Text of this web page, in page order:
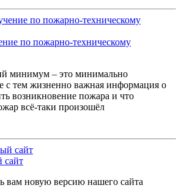
по пожарно-техническому
минимум – это минимально
с тем жизненно важная информация о
возникновение пожара и что
всё-таки произошёл
сайт
вам новую версию нашего сайта